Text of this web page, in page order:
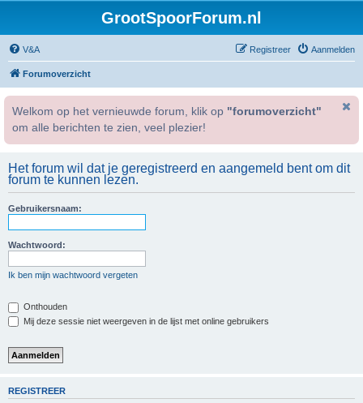
GrootSpoorForum.nl
V&A Aanmelden
Registreer
Forumoverzicht
Welkom op het vernieuwde forum, klik op "forumoverzicht"
om alle berichten te zien, veel plezier!
Het forum wil dat je geregistreerd en aangemeld bent om dit
forum te kunnen lezen.
Gebruikersnaam:
Wachtwoord:
Ik ben mijn wachtwoord vergeten
Onthouden
Mij deze sessie niet weergeven in de lijst met online gebruikers
REGISTREER